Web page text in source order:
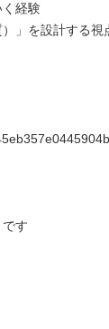
く経験
」を設計する視
す